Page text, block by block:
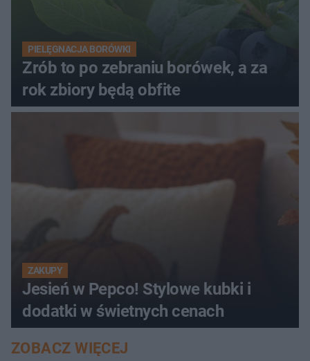
PIELĘGNACJA BORÓWKI
Zrób to po zebraniu borówek, a za
rok zbiory będą obfite
ZAKUPY
Jesień w Pepco! Stylowe kubki i
dodatki w świetnych cenach
ZOBACZ WIĘCEJ